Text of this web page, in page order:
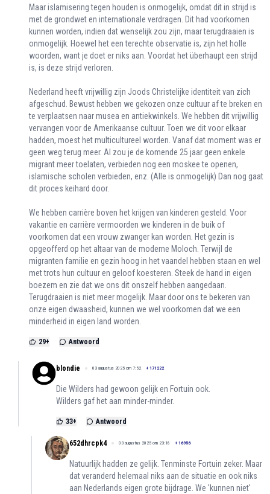
Maar islamisering tegen houden is onmogelijk, omdat dit in strijd is
met de grondwet en internationale verdragen. Dit had voorkomen
kunnen worden, indien dat wenselijk zou zijn, maar terugdraaien is
onmogelijk. Hoewel het een terechte observatie is, zijn het holle
woorden, want je doet er niks aan. Voordat het überhaupt een strijd
is, is deze strijd verloren.
Nederland heeft vrijwillig zijn Joods Christelijke identiteit van zich
afgeschud. Bewust hebben we gekozen onze cultuur af te breken en
te verplaatsen naar musea en antiekwinkels. We hebben dit vrijwillig
vervangen voor de Amerikaanse cultuur. Toen we dit voor elkaar
hadden, moest het multicultureel worden. Vanaf dat moment was er
geen weg terug meer. Al zou je de komende 25 jaar geen enkele
migrant meer toelaten, verbieden nog een moskee te openen,
islamische scholen verbieden, enz. (Alle is onmogelijk) Dan nog gaat
dit proces keihard door.
We hebben carrière boven het krijgen van kinderen gesteld. Voor
vakantie en carrière vermoorden we kinderen in de buik of
voorkomen dat een vrouw zwanger kan worden. Het gezin is
opgeofferd op het altaar van de moderne Moloch. Terwijl de
migranten familie en gezin hoog in het vaandel hebben staan en wel
met trots hun cultuur en geloof koesteren. Steek de hand in eigen
boezem en zie dat we ons dit onszelf hebben aangedaan.
Terugdraaien is niet meer mogelijk. Maar door ons te bekeren van
onze eigen dwaasheid, kunnen we wel voorkomen dat we een
minderheid in eigen land worden.
29+ Antwoord
blondie 03 augustus 2025 om 7:52 + 171222
Die Wilders had gewoon gelijk en Fortuin ook.
Wilders gaf het aan minder-minder.
33+ Antwoord
652dhrcpk4 03 augustus 2025 om 23:18 + 16956
Natuurlijk hadden ze gelijk. Tenminste Fortuin zeker. Maar
dat veranderd helemaal niks aan de situatie en ook niks
aan Nederlands eigen grote bijdrage. We 'kunnen niet'